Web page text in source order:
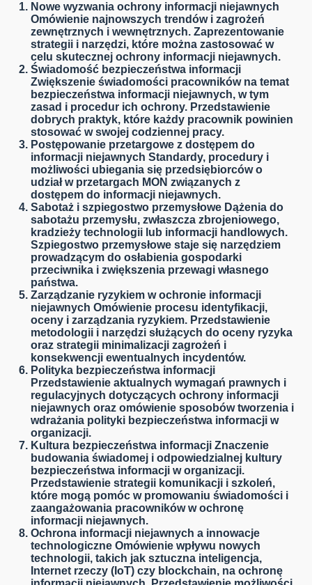
Nowe wyzwania ochrony informacji niejawnych
Omówienie najnowszych trendów i zagrożeń
zewnętrznych i wewnętrznych. Zaprezentowanie
strategii i narzędzi, które można zastosować w
celu skutecznej ochrony informacji niejawnych.
Świadomość bezpieczeństwa informacji
Zwiększenie świadomości pracowników na temat
bezpieczeństwa informacji niejawnych, w tym
zasad i procedur ich ochrony. Przedstawienie
dobrych praktyk, które każdy pracownik powinien
stosować w swojej codziennej pracy.
Postępowanie przetargowe z dostępem do
informacji niejawnych Standardy, procedury i
możliwości ubiegania się przedsiębiorców o
udział w przetargach MON związanych z
dostępem do informacji niejawnych.
Sabotaż i szpiegostwo przemysłowe Dążenia do
sabotażu przemysłu, zwłaszcza zbrojeniowego,
kradzieży technologii lub informacji handlowych.
Szpiegostwo przemysłowe staje się narzędziem
prowadzącym do osłabienia gospodarki
przeciwnika i zwiększenia przewagi własnego
państwa.
Zarządzanie ryzykiem w ochronie informacji
niejawnych Omówienie procesu identyfikacji,
oceny i zarządzania ryzykiem. Przedstawienie
metodologii i narzędzi służących do oceny ryzyka
oraz strategii minimalizacji zagrożeń i
konsekwencji ewentualnych incydentów.
Polityka bezpieczeństwa informacji
Przedstawienie aktualnych wymagań prawnych i
regulacyjnych dotyczących ochrony informacji
niejawnych oraz omówienie sposobów tworzenia i
wdrażania polityki bezpieczeństwa informacji w
organizacji.
Kultura bezpieczeństwa informacji Znaczenie
budowania świadomej i odpowiedzialnej kultury
bezpieczeństwa informacji w organizacji.
Przedstawienie strategii komunikacji i szkoleń,
które mogą pomóc w promowaniu świadomości i
zaangażowania pracowników w ochronę
informacji niejawnych.
Ochrona informacji niejawnych a innowacje
technologiczne Omówienie wpływu nowych
technologii, takich jak sztuczna inteligencja,
Internet rzeczy (IoT) czy blockchain, na ochronę